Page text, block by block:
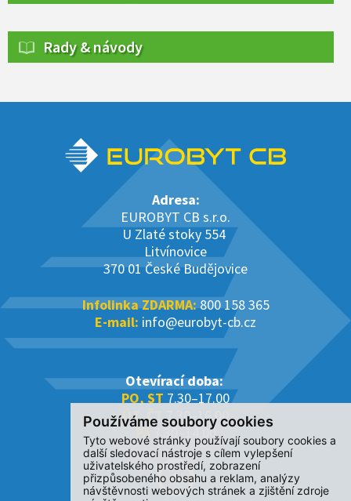
Používáme soubory cookies
Tyto webové stránky používají soubory cookies a
další sledovací nástroje s cílem vylepšení
uživatelského prostředí, zobrazení
přizpůsobeného obsahu a reklam, analýzy
návštěvnosti webových stránek a zjištění zdroje
Rady & návody
Adresa:
EUROBYT CB s.r.o.
U Zlaté stoky 554
Litvínovice
370 01 České Budějovice
Infolinka ZDARMA:800 158 365
E-mail: info@eurobyt-cb.cz
Otevírací doba:
PO, ST 7.30–17.00
ÚT, ČT7.30–16.00
PÁ7.30–14.00